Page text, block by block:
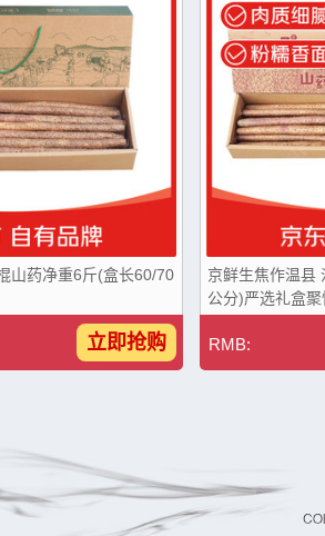
山药净重6斤(盒长60/70
立即抢购
京鲜生焦作温县
公分)严选礼盒
RMB: